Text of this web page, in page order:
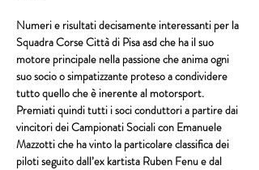
Numeri e risultati decisamente interessanti per la
Squadra Corse Città di Pisa asd che ha il suo
motore principale nella passione che anima ogni
suo socio o simpatizzante proteso a condividere
tutto quello che è inerente al motorsport.
Premiati quindi tutti i soci conduttori a partire dai
vincitori dei Campionati Sociali con Emanuele
Mazzotti che ha vinto la particolare classifica dei
piloti seguito dall’ex kartista Ruben Fenu e dal